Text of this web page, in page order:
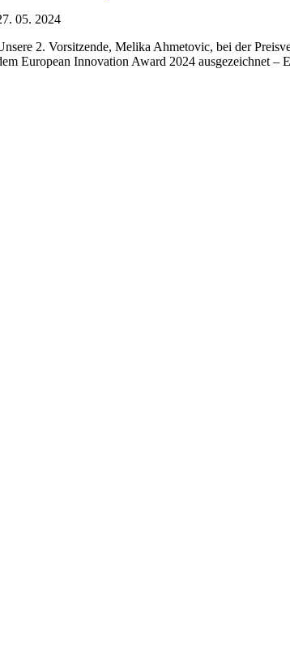
05. 2024
2. Vorsitzende, Melika Ahmetovic, bei der
European Innovation Award 2024 ausgezeichnet –